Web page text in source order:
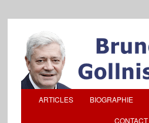
ARTICLES BIOGRAPHIE
CONTACT